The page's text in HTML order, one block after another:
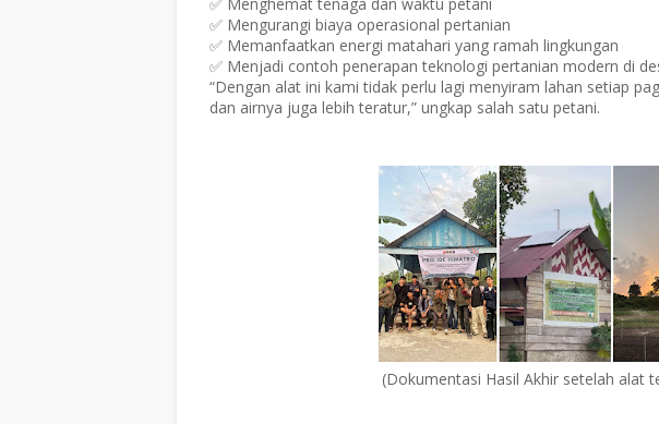
✅ Mengurangi biaya operasional pertanian
✅ Memanfaatkan energi matahari yang ramah lingkungan
✅ Menjadi contoh penerapan teknologi pertanian modern di
“Dengan alat ini kami tidak perlu lagi menyiram lahan setiap
dan airnya juga lebih teratur,” ungkap salah satu petani.
(Dokumentasi Hasil Akhir setelah alat